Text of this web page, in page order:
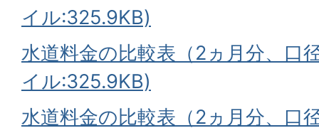
イル:325.9KB)
水道料金の比較表（2ヵ月分、口
イル:325.9KB)
水道料金の比較表（2ヵ月分、口